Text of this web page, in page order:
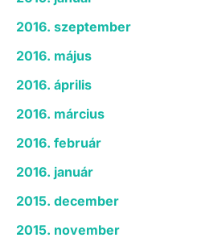
2016. szeptember
2016. május
2016. április
2016. március
2016. február
2016. január
2015. december
2015. november